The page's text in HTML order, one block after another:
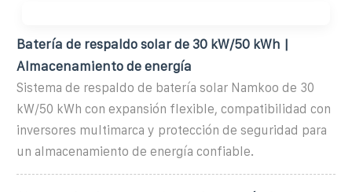
Batería de respaldo solar de 30 kW/50 kWh |
Almacenamiento de energía
Sistema de respaldo de batería solar Namkoo de 30
kW/50 kWh con expansión flexible, compatibilidad con
inversores multimarca y protección de seguridad para
un almacenamiento de energía confiable.